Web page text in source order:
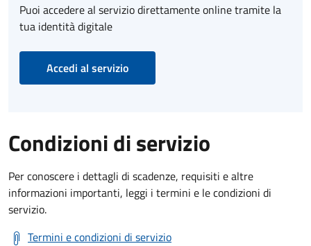
Puoi accedere al servizio direttamente online tramite la
tua identità digitale
Accedi al servizio
Condizioni di servizio
Per conoscere i dettagli di scadenze, requisiti e altre
informazioni importanti, leggi i termini e le condizioni di
servizio.
Termini e condizioni di servizio